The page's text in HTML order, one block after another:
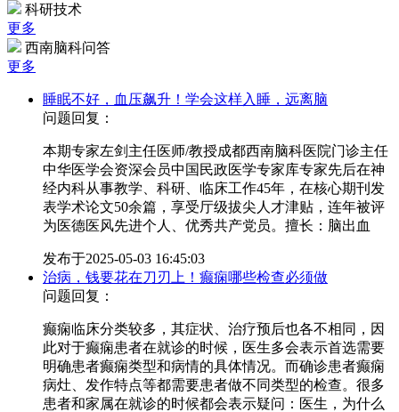
科研技术
更多
西南脑科问答
更多
睡眠不好，血压飙升！学会这样入睡，远离脑
问题回复：
本期专家左剑主任医师/教授成都西南脑科医院门诊主任
中华医学会资深会员中国民政医学专家库专家先后在神
经内科从事教学、科研、临床工作45年，在核心期刊发
表学术论文50余篇，享受厅级拔尖人才津贴，连年被评
为医德医风先进个人、优秀共产党员。擅长：脑出血
发布于2025-05-03 16:45:03
治病，钱要花在刀刃上！癫痫哪些检查必须做
问题回复：
癫痫临床分类较多，其症状、治疗预后也各不相同，因
此对于癫痫患者在就诊的时候，医生多会表示首选需要
明确患者癫痫类型和病情的具体情况。而确诊患者癫痫
病灶、发作特点等都需要患者做不同类型的检查。很多
患者和家属在就诊的时候都会表示疑问：医生，为什么